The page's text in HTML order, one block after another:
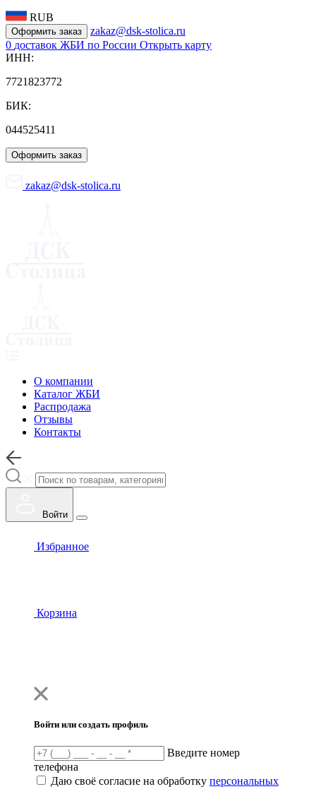
RUB
Оформить заказ
zakaz@dsk-stolica.ru
0 доставок ЖБИ по России Открыть карту
ИНН:
7721823772
БИК:
044525411
Оформить заказ
zakaz@dsk-stolica.ru
О компании
Каталог ЖБИ
Распродажа
Отзывы
Контакты
Войти
Избранное
Корзина
Войти или создать профиль
Введите номер
телефона
Даю своё согласие на обработку персональных